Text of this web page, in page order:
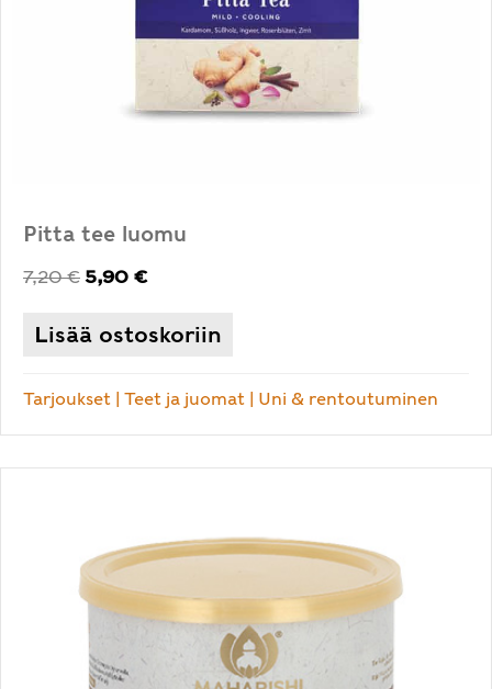
Pitta tee luomu
7,20€ Alkuperäinen
oli:
5,90 €Nykyinen
on:
Lisää ostoskoriin
Tarjoukset | Teet ja juomat | Uni & rentoutuminen